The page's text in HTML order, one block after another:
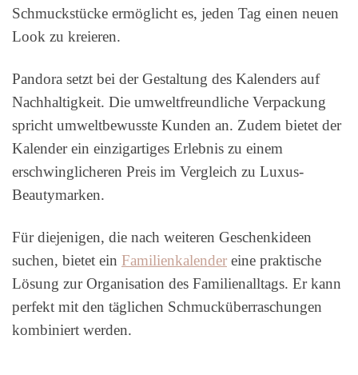
Schmuckstücke ermöglicht es, jeden Tag einen neuen
Look zu kreieren.
Pandora setzt bei der Gestaltung des Kalenders auf
Nachhaltigkeit. Die umweltfreundliche Verpackung
spricht umweltbewusste Kunden an. Zudem bietet der
Kalender ein einzigartiges Erlebnis zu einem
erschwinglicheren Preis im Vergleich zu Luxus-
Beautymarken.
Für diejenigen, die nach weiteren Geschenkideen
suchen, bietet ein Familienkalender eine praktische
Lösung zur Organisation des Familienalltags. Er kann
perfekt mit den täglichen Schmucküberraschungen
kombiniert werden.